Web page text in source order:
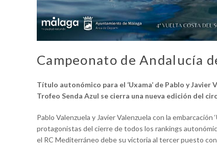
Campeonato de Andalucía
Título autonómico para el ‘Uxama’ de Pablo y
Trofeo Senda Azul se cierra una nueva edición del
Pablo Valenzuela y Javier Valenzuela con la
protagonistas del cierre de todos los rankings
el RC Mediterráneo debe su victoria al tercer puesto